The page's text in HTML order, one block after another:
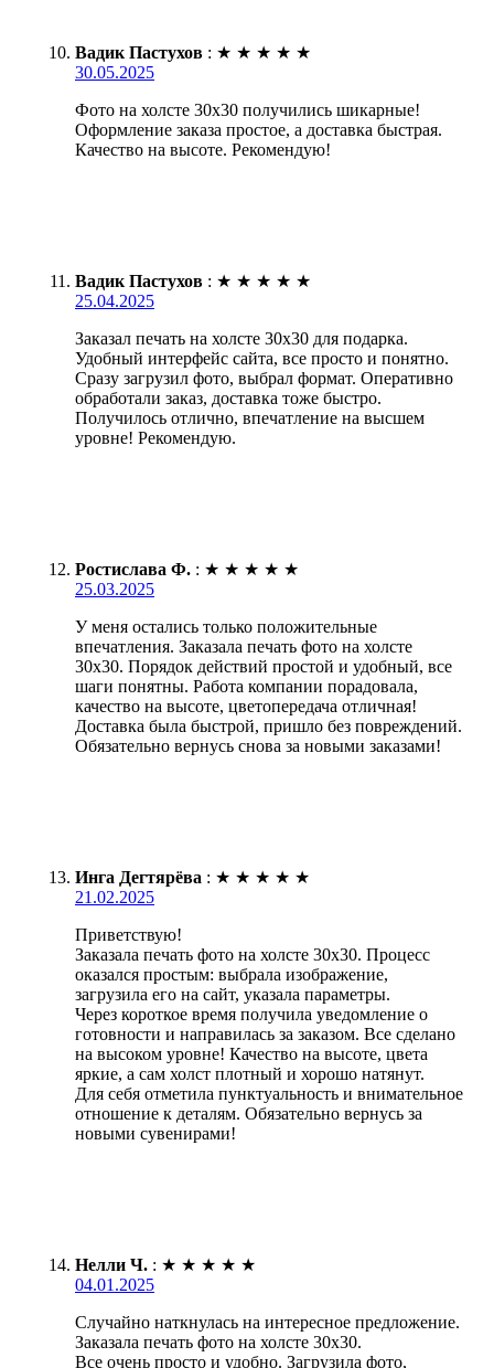
Вадик Пастухов : ★ ★ ★ ★ ★
30.05.2025
Фото на холсте 30х30 получились шикарные!
Оформление заказа простое, а доставка быстрая.
Качество на высоте. Рекомендую!
Вадик Пастухов : ★ ★ ★ ★ ★
25.04.2025
Заказал печать на холсте 30х30 для подарка.
Удобный интерфейс сайта, все просто и понятно.
Сразу загрузил фото, выбрал формат. Оперативно
обработали заказ, доставка тоже быстро.
Получилось отлично, впечатление на высшем
уровне! Рекомендую.
Ростислава Ф. : ★ ★ ★ ★ ★
25.03.2025
У меня остались только положительные
впечатления. Заказала печать фото на холсте
30х30. Порядок действий простой и удобный, все
шаги понятны. Работа компании порадовала,
качество на высоте, цветопередача отличная!
Доставка была быстрой, пришло без повреждений.
Обязательно вернусь снова за новыми заказами!
Инга Дегтярёва : ★ ★ ★ ★ ★
21.02.2025
Приветствую!
Заказала печать фото на холсте 30х30. Процесс
оказался простым: выбрала изображение,
загрузила его на сайт, указала параметры.
Через короткое время получила уведомление о
готовности и направилась за заказом. Все сделано
на высоком уровне! Качество на высоте, цвета
яркие, а сам холст плотный и хорошо натянут.
Для себя отметила пунктуальность и внимательное
отношение к деталям. Обязательно вернусь за
новыми сувенирами!
Нелли Ч. : ★ ★ ★ ★ ★
04.01.2025
Случайно наткнулась на интересное предложение.
Заказала печать фото на холсте 30х30.
Все очень просто и удобно. Загрузила фото,